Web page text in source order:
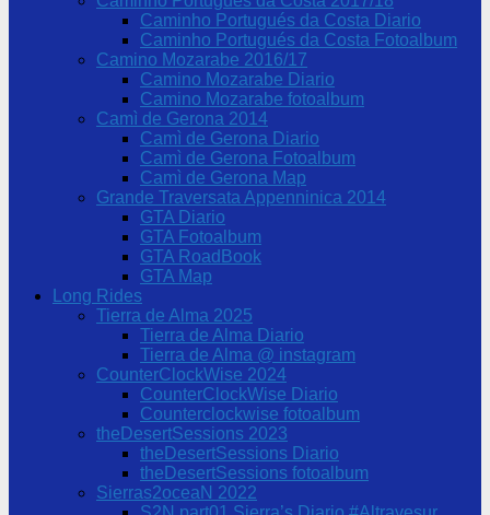
Caminho Portugués da Costa Diario
Caminho Portugués da Costa Fotoalbum
Camino Mozarabe 2016/17
Camino Mozarabe Diario
Camino Mozarabe fotoalbum
Camì de Gerona 2014
Camì de Gerona Diario
Camì de Gerona Fotoalbum
Camì de Gerona Map
Grande Traversata Appenninica 2014
GTA Diario
GTA Fotoalbum
GTA RoadBook
GTA Map
Long Rides
Tierra de Alma 2025
Tierra de Alma Diario
Tierra de Alma @ instagram
CounterClockWise 2024
CounterClockWise Diario
Counterclockwise fotoalbum
theDesertSessions 2023
theDesertSessions Diario
theDesertSessions fotoalbum
Sierras2oceaN 2022